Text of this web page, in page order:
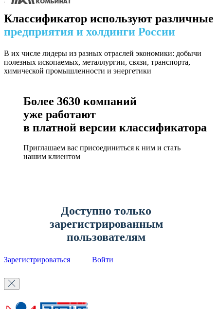
Классификатор используют различные
предприятия и холдинги России
В их числе лидеры из разных отраслей экономики: добычи
полезных ископаемых, металлургии, связи, транспорта,
химической промышленности и энергетики
Более 3630 компаний
уже работают
в платной версии классификатора
Приглашаем вас присоединиться к ним и стать
нашим клиентом
Доступно только
зарегистрированным
пользователям
Зарегистрироваться Войти